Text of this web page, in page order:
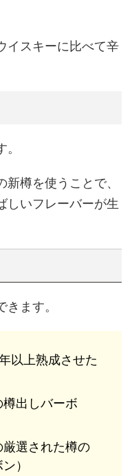
イスキーに比べて辛
樽を使うことで、
しいフレーバーが生
ます。
以上熟成させた
出しバーボ
選された樽の
）